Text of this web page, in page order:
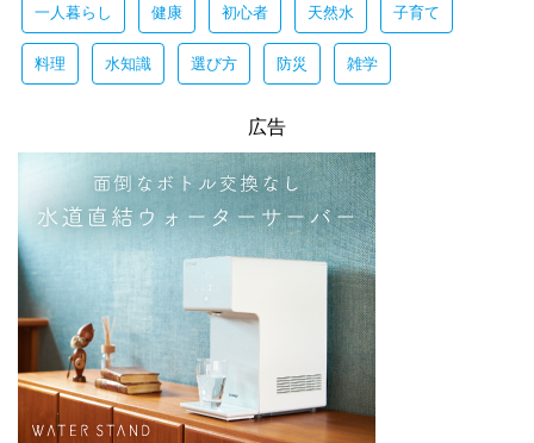
一人暮らし 健康 初心者 天然水 子育て
料理 水知識 選び方 防災 雑学
広告